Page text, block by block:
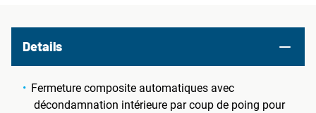
Details
Fermeture composite automatiques avec
décondamnation intérieure par coup de poing pour